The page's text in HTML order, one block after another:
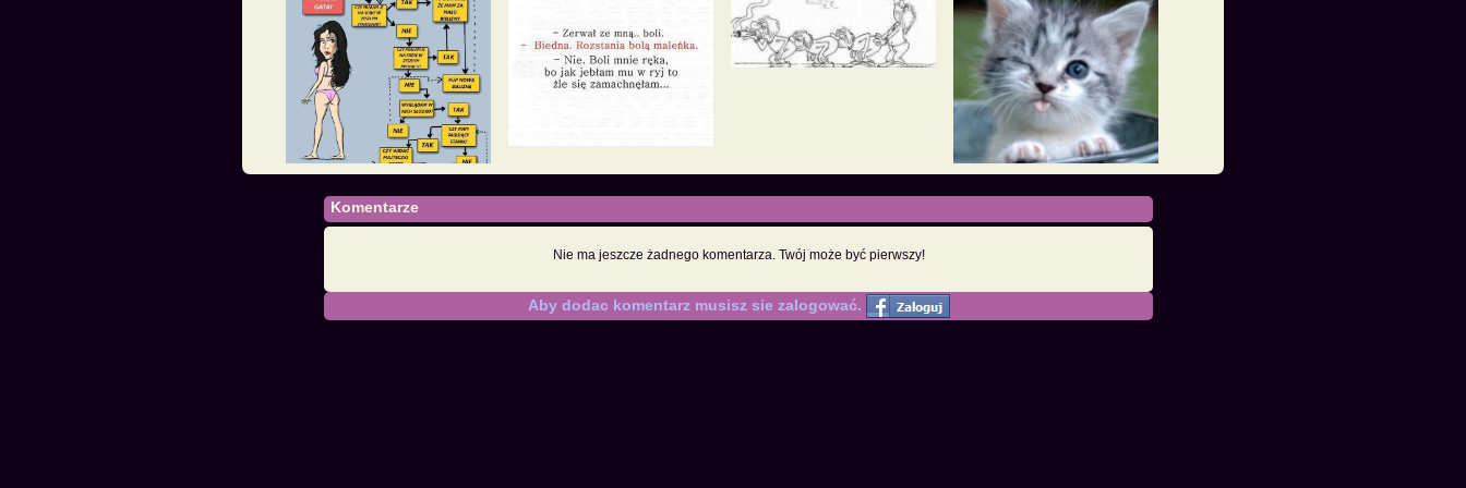
Komentarze
Nie ma jeszcze żadnego komentarza. Twój może być pierwszy!
Aby dodac komentarz musisz sie zalogować.